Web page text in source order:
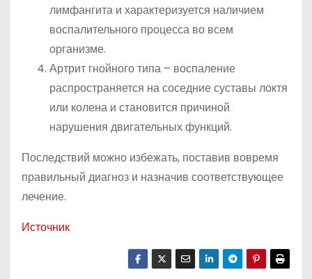
лимфангита и характеризуется наличием
воспалительного процесса во всем
организме.
Артрит гнойного типа – воспаление
распространяется на соседние суставы локтя
или колена и становится причиной
нарушения двигательных функций.
Последствий можно избежать, поставив вовремя
правильный диагноз и назначив соответствующее
лечение.
Источник